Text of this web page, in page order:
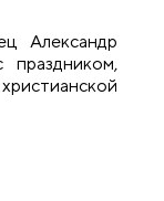
Александр